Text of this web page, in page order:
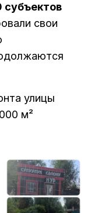
субъектов
свои
улицы
м²